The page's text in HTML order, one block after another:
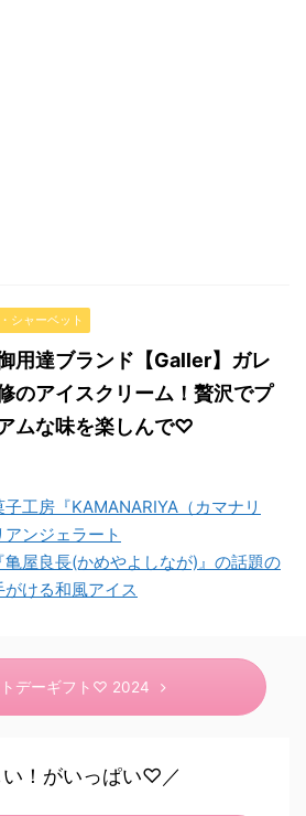
シャーベット
用達ブランド【Galler】ガレ
のアイスクリーム！贅沢でプ
ムな味を楽しんで♡
工房『KAMANARIYA（カマナリ
ンジェラート
屋良長(かめやよしなが)』の話題の
ける和風アイス
デーギフト♡ 2024
い！がいっぱい♡／